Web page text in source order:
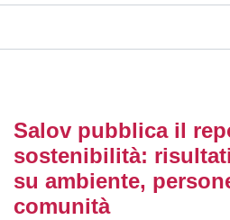
Salov pubblica il
sostenibilità:
su ambiente,
comunità